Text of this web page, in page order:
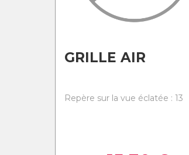
GRILLE AIR
Repère sur la vue éclatée : 13